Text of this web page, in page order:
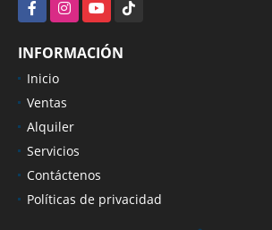
INFORMACIÓN
Inicio
Ventas
Alquiler
Servicios
Contáctenos
Políticas de privacidad